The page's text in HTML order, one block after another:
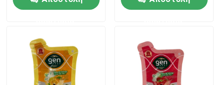
Περίπου εμείς
Γύρος εργοστασίων
Ποιοτικός έλεγχος